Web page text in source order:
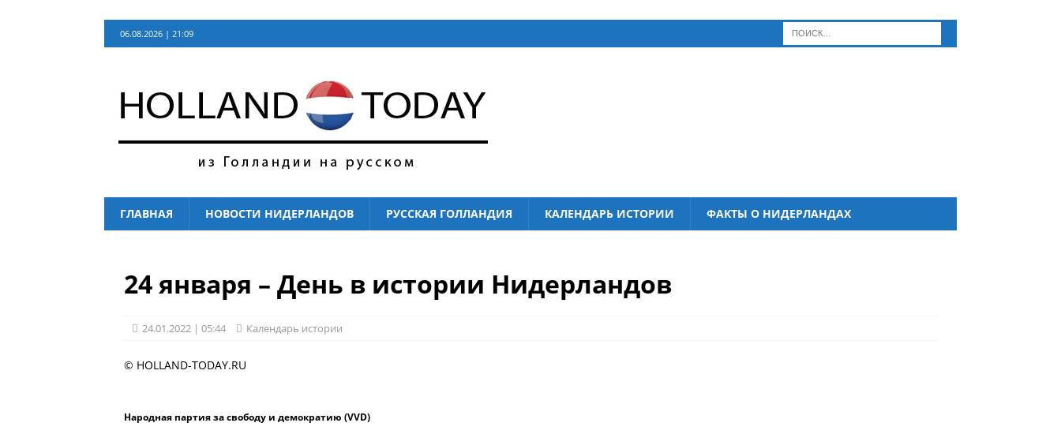
06.08.2026 | 21:09
ГЛАВНАЯ НОВОСТИ НИДЕРЛАНДОВ РУССКАЯ ГОЛЛАНДИЯ КАЛЕНДАРЬ ИСТОРИИ ФАКТЫ О НИДЕРЛАНДАХ
24 января – День в истории Нидерландов
24.01.2022 | 05:44 Календарь истории
© HOLLAND-TODAY.RU
Народная партия за свободу и демократию (VVD)